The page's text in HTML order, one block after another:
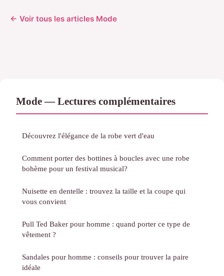
← Voir tous les articles Mode
Mode — Lectures complémentaires
Découvrez l'élégance de la robe vert d'eau
Comment porter des bottines à boucles avec une robe
bohème pour un festival musical?
Nuisette en dentelle : trouvez la taille et la coupe qui
vous convient
Pull Ted Baker pour homme : quand porter ce type de
vêtement ?
Sandales pour homme : conseils pour trouver la paire
idéale